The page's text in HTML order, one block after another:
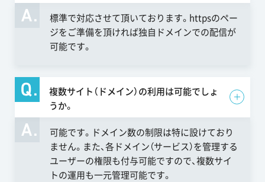
標準で対応させて頂いております。httpsのペー
ジをご準備を頂ければ独自ドメインでの配信が
可能です。
複数サイト（ドメイン）の利用は可能でしょ
うか。
可能です。ドメイン数の制限は特に設けており
ません。また、各ドメイン（サービス）を管理する
ユーザーの権限も付与可能ですので、複数サイ
トの運用も一元管理可能です。